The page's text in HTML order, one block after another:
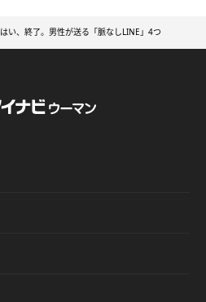
はい、終了。男性が送る「脈なしLINE」4つ